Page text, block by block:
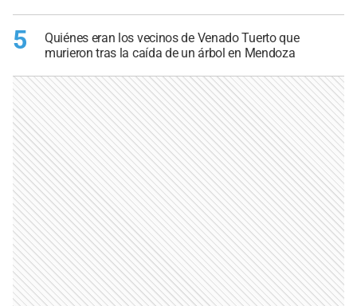
5
Quiénes eran los vecinos de Venado Tuerto que
murieron tras la caída de un árbol en Mendoza